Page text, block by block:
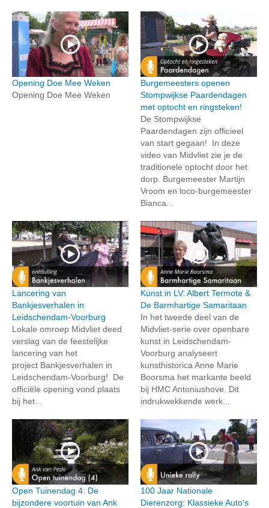
Opening Doe Mee Weken
Opening Doe Mee Weken
Burgemeesters openen
Stompwijkse Paardendagen
met optocht en ringsteken!
De Stompwijkse
Paardendagen zijn officieel
van start gegaan! In deze
video van Midvliet zie je de
traditionele optocht door het
dorp. Burgemeester Martijn
Vroom en loco-burgemeester
Bianca...
Lancering van
Bankjesverhalen in
Leidschendam-Voorburg
Lokale omroep Midvliet deed
verslag van de feestelijke
lancering van het
project Bankjesverhalen in
Leidschendam-Voorburg! De
officiële opening vond plaats
bij het...
Kunst in LV: Albert Termote &
De Barmhartige Samaritaan
In het tweede deel van de
Midvliet-serie over openbare
kunst in Leidschendam-
Voorburg analyseert
kunsthistorica Anne Marie
Boorsma het markante beeld
bij HMC Antoniushove. Dit
indrukwekkende werk...
Open Tuinendag 4: De
bijzondere voortuin van Ank
100 Jaar Nationale
Dierenzorg: Klassieke Auto's